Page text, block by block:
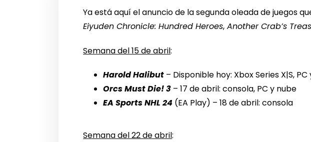
Ya está aquí el anuncio de la segunda oleada de juegos
Eiyuden Chronicle: Hundred Heroes, Another Crab’s
Semana del 15 de abril:
Harold Halibut – Disponible hoy: Xbox Series X|S,
Orcs Must Die! 3 – 17 de abril: consola, PC y nube
EA Sports NHL 24 (EA Play) – 18 de abril: consola
Semana del 22 de abril: